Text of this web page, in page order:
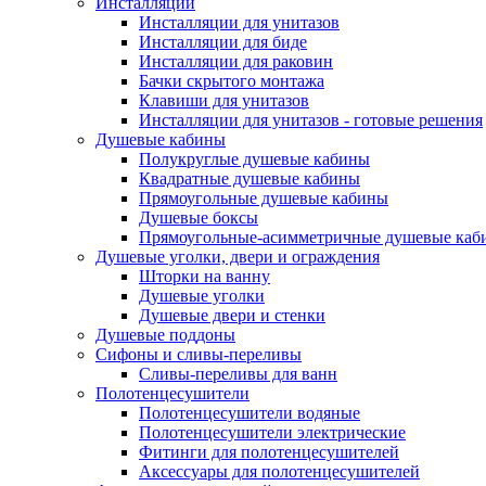
Инсталляции для унитазов
Инсталляции для биде
Инсталляции для раковин
Бачки скрытого монтажа
Клавиши для унитазов
Инсталляции для унитазов - готовые решения
Душевые кабины
Полукруглые душевые кабины
Квадратные душевые кабины
Прямоугольные душевые кабины
Душевые боксы
Прямоугольные-асимметричные душевые
Душевые уголки, двери и ограждения
Шторки на ванну
Душевые уголки
Душевые двери и стенки
Душевые поддоны
Сифоны и сливы-переливы
Сливы-переливы для ванн
Полотенцесушители
Полотенцесушители водяные
Полотенцесушители электрические
Фитинги для полотенцесушителей
Аксессуары для полотенцесушителей